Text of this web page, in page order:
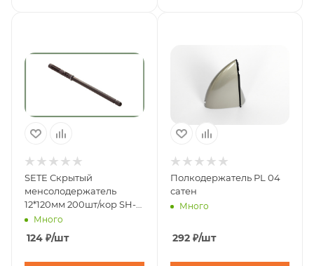
SETE Скрытый
менсолодержатель
12*120мм 200шт/кор SH-
12120Много
124 ₽/шт
Полкодержатель PL 04
сатен
Много
292₽/шт